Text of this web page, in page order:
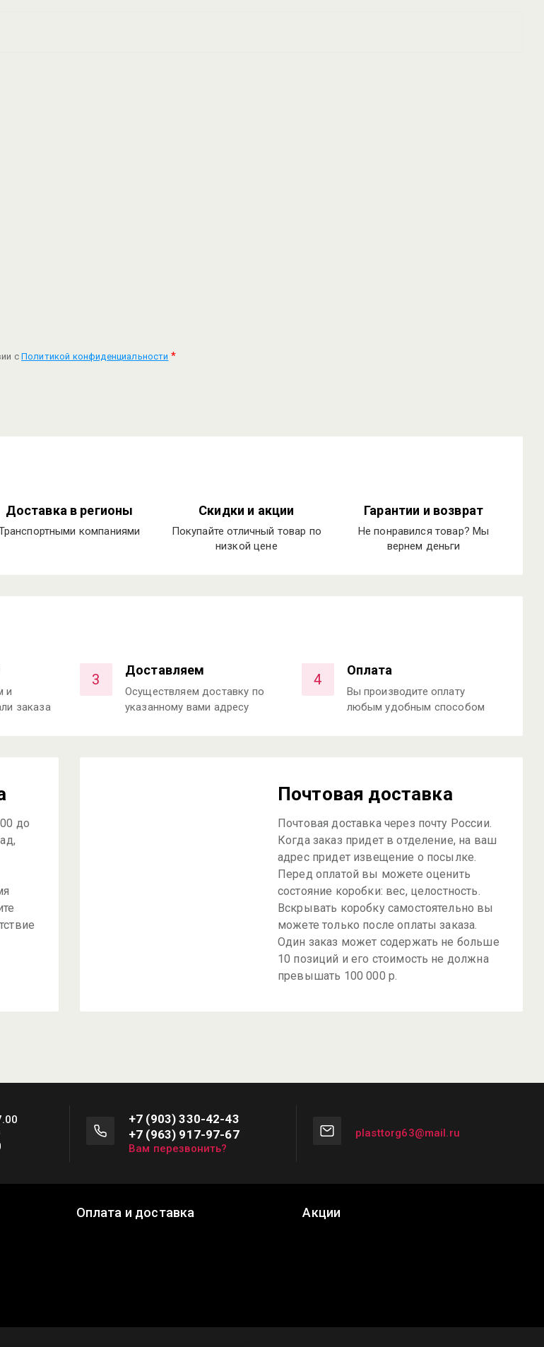
сПолитикой конфиденциальности *
Доставка в регионы
компаниями
Скидки и акции
Покупайте отличный товар по
низкой цене
Гарантии и возврат
Не понравился товар? Мы
вернем деньги
и
заказа
3
Доставляем
Осуществляем доставку по
указанному вами адресу
4
Оплата
Вы производите оплату
любым удобным способом
до
Почтовая доставка
Почтовая доставка через почту России.
Когда заказ придет в отделение, на ваш
адрес придет извещение о посылке.
Перед оплатой вы можете оценить
состояние коробки: вес, целостность.
Вскрывать коробку самостоятельно вы
можете только после оплаты заказа.
Один заказ может содержать не больше
10 позиций и его стоимость не должна
превышать 100 000 р.
+7 (903) 330-42-43
+7 (963) 917-97-67
Вам перезвонить?
plasttorg63@mail.ru
Оплата и доставка Акции